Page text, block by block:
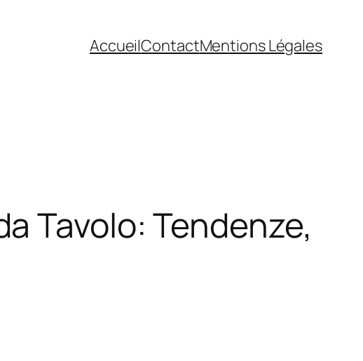
AccueilContactMentions Légales
Tavolo: Tendenze,